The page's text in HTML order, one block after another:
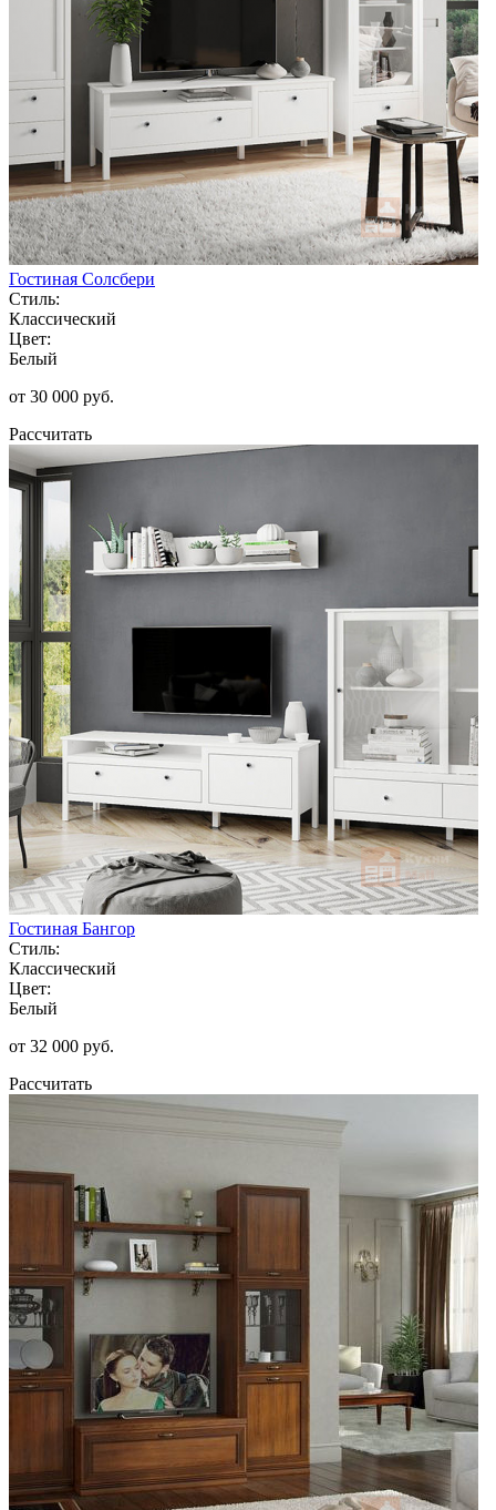
Гостиная Солсбери
Стиль:
Классический
Цвет:
Белый
от 30 000 руб.
Рассчитать
Гостиная Бангор
Стиль:
Классический
Цвет:
Белый
от 32 000 руб.
Рассчитать